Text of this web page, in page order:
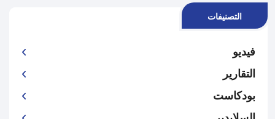
التصنيفات
فيديو
التقارير
بودكاست